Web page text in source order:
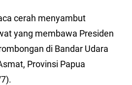
cerah menyambut
yang membawa Presiden
di Bandar Udara
Provinsi Papua